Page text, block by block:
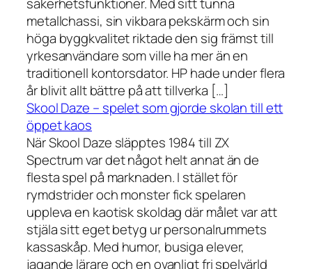
säkerhetsfunktioner. Med sitt tunna
metallchassi, sin vikbara pekskärm och sin
höga byggkvalitet riktade den sig främst till
yrkesanvändare som ville ha mer än en
traditionell kontorsdator. HP hade under flera
år blivit allt bättre på att tillverka […]
Skool Daze – spelet som gjorde skolan till ett
öppet kaos
När Skool Daze släpptes 1984 till ZX
Spectrum var det något helt annat än de
flesta spel på marknaden. I stället för
rymdstrider och monster fick spelaren
uppleva en kaotisk skoldag där målet var att
stjäla sitt eget betyg ur personalrummets
kassaskåp. Med humor, busiga elever,
jagande lärare och en ovanligt fri spelvärld